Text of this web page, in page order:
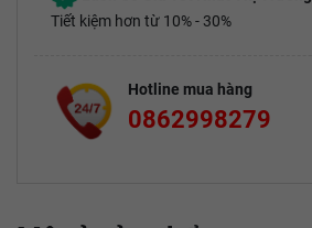
Tiết kiệm hơn từ 10% - 30%
Hotline mua hàng
0862998279